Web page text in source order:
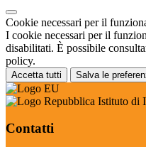
Cookie necessari per il
I cookie necessari per il
disabilitati. È possibile
policy.
Accetta tutti Salva le
Istituto di
Contatti